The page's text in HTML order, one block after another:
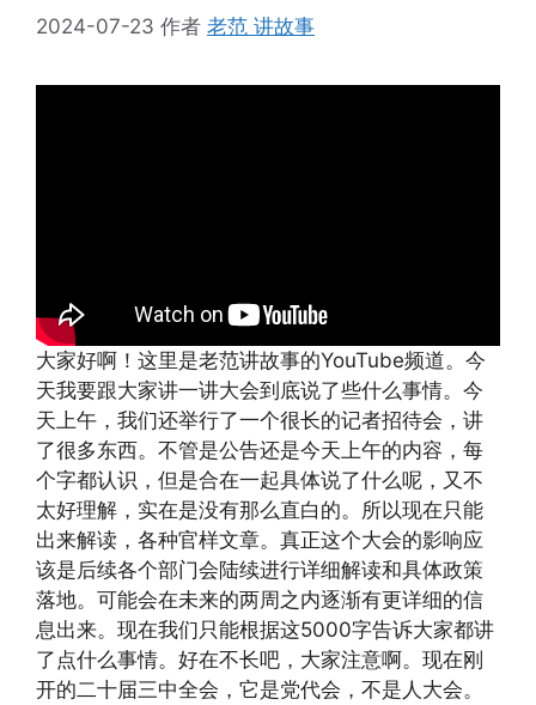
2024-07-23 作者 老范 讲故事
大家好啊！这里是老范讲故事的YouTube频道。今
天我要跟大家讲一讲大会到底说了些什么事情。今
天上午，我们还举行了一个很长的记者招待会，讲
了很多东西。不管是公告还是今天上午的内容，每
个字都认识，但是合在一起具体说了什么呢，又不
太好理解，实在是没有那么直白的。所以现在只能
出来解读，各种官样文章。真正这个大会的影响应
该是后续各个部门会陆续进行详细解读和具体政策
落地。可能会在未来的两周之内逐渐有更详细的信
息出来。现在我们只能根据这5000字告诉大家都讲
了点什么事情。好在不长吧，大家注意啊。现在刚
开的二十届三中全会，它是党代会，不是人大会。